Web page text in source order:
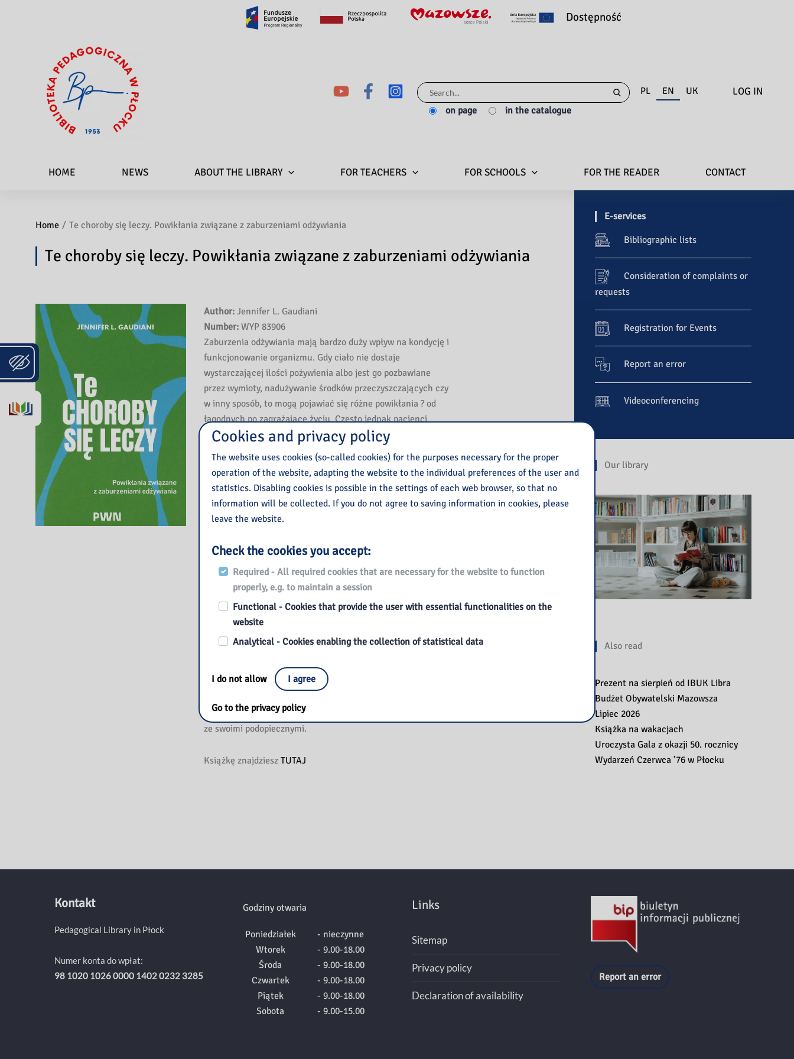
Dostępność
PL EN UK
Search
for:
on page in the catalogue
LOG IN
HOME NEWS ABOUT THE LIBRARY FOR TEACHERS FOR SCHOOLS FOR THE READER CONTACT
Home Te choroby się leczy. Powikłania związane z zaburzeniami odżywiania
Te choroby się leczy. Powikłania związane z zaburzeniami odżywiania
Author: Jennifer L. Gaudiani
Number: WYP 83906
Zaburzenia odżywiania mają bardzo duży wpływ na kondycję i
funkcjonowanie organizmu. Gdy ciało nie dostaje
wystarczającej ilości pożywienia albo jest go pozbawiane
przez wymioty, nadużywanie środków przeczyszczających czy
w inny sposób, to mogą pojawiać się różne powikłania ? od
łagodnych po zagrażające życiu. Często jednak pacjenci
zmagający się z tymi dolegliwościami nie czują się
Jennifer L. Gaudiani od wielu lat pracuje z pacjentami,
których zaburzenia odżywiania doprowadziły do stanu
krytycznego – zarówno nastolatkami, jak i osobami
związane z zaburzeniami odżywiania omawia negatywne
zmiany, jakie zachodzą w organizmie w wyniku
niedożywienia, opisuje powikłania wywołane
przeczyszczaniem organizmu, a także przedstawia
dolegliwości, które występują wraz z zaburzeniami
odżywiania, ale które trudno zdiagnozować.
pacjentów cierpiących na zaburzenia odżywiania i ich
bliskich, lecz także specjalistów – psychoterapeutów,
mogli poszerzyć swoją wiedzę i osiągać lepsze wyniki w pracy
ze swoimi podopiecznymi.
Książkę znajdziesz TUTAJ
E-services
Bibliographic lists
Consideration of complaints or
requests
Registration for Events
Report an error
Videoconferencing
Our library
Also read
Prezent na sierpień od IBUK Libra
Budżet Obywatelski Mazowsza
Lipiec 2026
Książka na wakacjach
Uroczysta Gala z okazji 50. rocznicy
Wydarzeń Czerwca ’76 w Płocku
Kontakt
Pedagogical Library in Płock
Numer konta do wpłat:
98 1020 1026 0000 1402 0232 3285
Godziny otwaria
Poniedziałek
Wtorek
Środa
Czwartek
Piątek
Sobota
- nieczynne
- 9.00-18.00
- 9.00-18.00
- 9.00-18.00
- 9.00-18.00
- 9.00-15.00
Links
Sitemap
Privacy policy
Declaration of availability
Report an error
Cookies and privacy policy
The website uses cookies (so-called cookies) for the purposes necessary for the proper
operation of the website, adapting the website to the individual preferences of the user and
statistics. Disabling cookies is possible in the settings of each web browser, so that no
information will be collected. If you do not agree to saving information in cookies, please
leave the website.
Check the cookies you accept:
Required - All required cookies that are necessary for the website to function
properly, e.g. to maintain a session
Functional - Cookies that provide the user with essential functionalities on the
website
Analytical - Cookies enabling the collection of statistical data
I do not allow I agree
Go to the privacy policy